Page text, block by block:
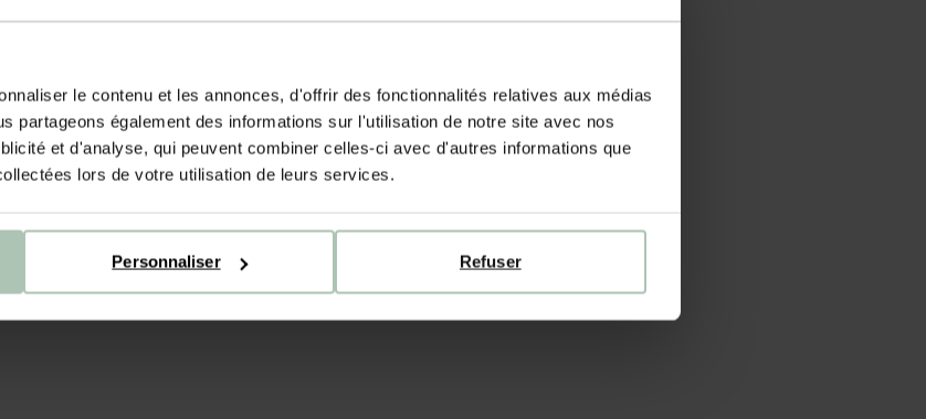
le contenu et les annonces, d'offrir des fonctionnalités relatives aux médias
partageons également des informations sur l'utilisation de notre site avec nos
et d'analyse, qui peuvent combiner celles-ci avec d'autres informations que
lors de votre utilisation de leurs services.
Refuser
Personnaliser